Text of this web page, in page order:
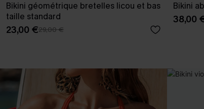
Bikini géométrique bretelles licou et bas
taille standard
23,00 €29,00 €
Bikini
38,00